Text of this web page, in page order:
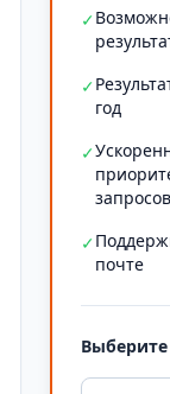
✓
✓
год
✓
запросов
✓
почте
Выберите